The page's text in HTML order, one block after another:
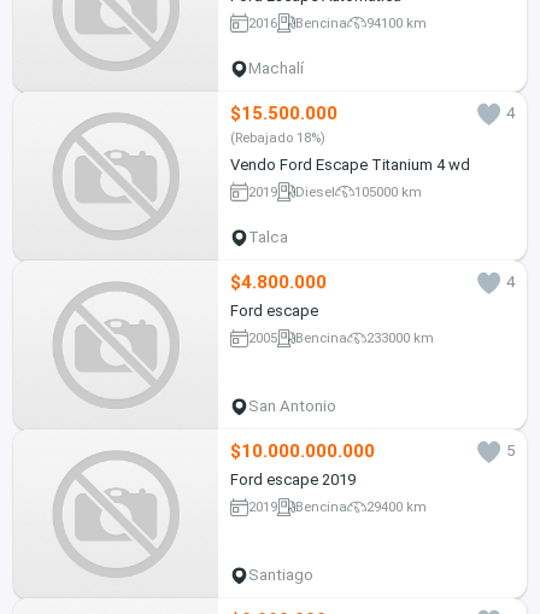
2016 Bencina 94100 km
Machalí
$15.500.000 4
(Rebajado 18%)
Vendo Ford Escape Titanium 4 wd
2019 Diesel 105000 km
Talca
$4.800.000
4
Ford escape
2005 Bencina 233000 km
San Antonio
$10.000.000.000
5
Ford escape 2019
2019 Bencina 29400 km
Santiago